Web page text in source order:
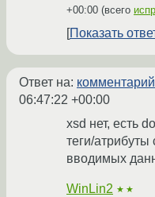
+00:00 (всего
Показать
Ответ на: комментарий
06:47:22 +00:00
xsd нет, есть
теги/
вводимых
WinLin2 ★★